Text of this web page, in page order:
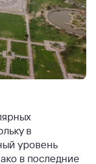
в
уровень
в последние